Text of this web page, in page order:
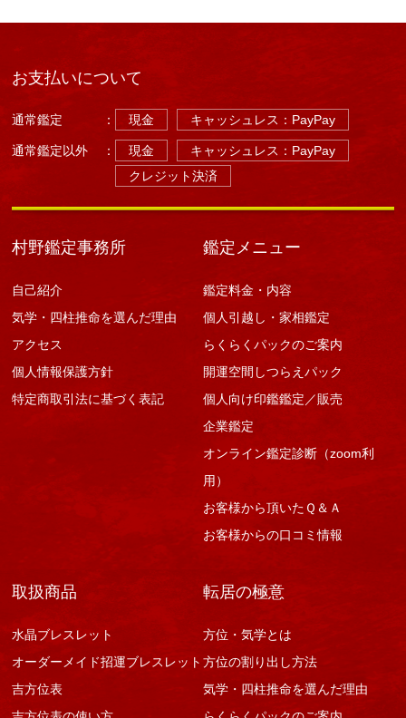
お支払いについて
通常鑑定 ： 現金 キャッシュレス：PayPay
通常鑑定以外 ： 現金
キャッシュレス：PayPay
クレジット決済
村野鑑定事務所
自己紹介
気学・四柱推命を選んだ理由
アクセス
個人情報保護方針
特定商取引法に基づく表記
鑑定メニュー
鑑定料金・内容
個人引越し・家相鑑定
らくらくパックのご案内
開運空間しつらえパック
個人向け印鑑鑑定／販売
企業鑑定
オンライン鑑定診断（zoom利
用）
お客様から頂いたＱ＆Ａ
お客様からの口コミ情報
取扱商品
水晶ブレスレット
オーダーメイド招運ブレスレット
吉方位表
転居の極意
方位・気学とは
方位の割り出し方法
気学・四柱推命を選んだ理由